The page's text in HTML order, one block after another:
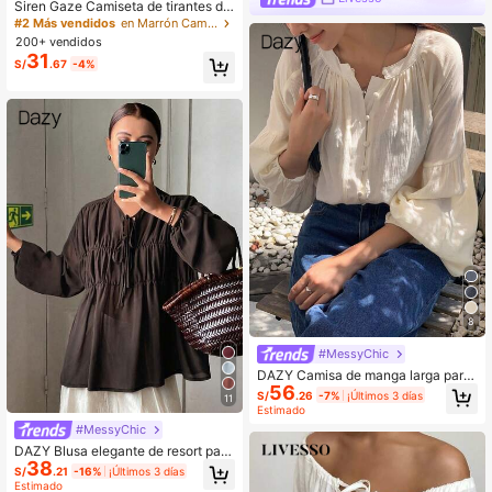
Siren Gaze Camiseta de tirantes de
uso diario versátil y casual de unico
lor para mujer
#2 Más vendidos
en Marrón Camisetas sin mangas frescas
200+ vendidos
S/31 .67 -4%
11
#MessyChic
DAZY Blusa elegante de resort para
mujer, unicolor, holgada, plisada, co
n cordón, cuello redondo, manga lar
S/38.21 -16% ¡Últimos 3 días
Estimado
8
#MessyChic
DAZY Camisa de manga larga para
mujer, corte holgado, estilo casual d
e negocios, estilo uniforme escolar
S/56.26 -7% ¡Últimos 3 días
Estimado